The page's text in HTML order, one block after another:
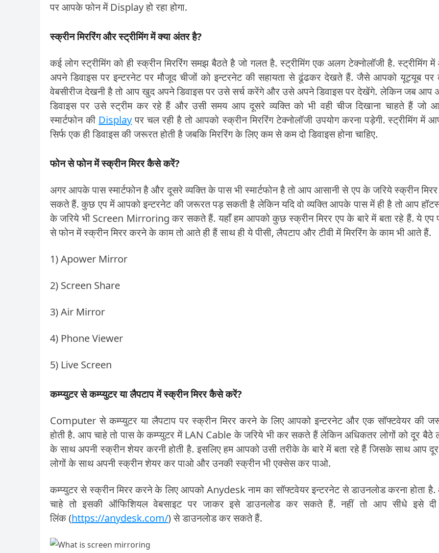
पर आपके फोन में Display हो रहा होगा.
स्क्रीन मिररिंग और स्ट्रीमिंग में क्या अंतर है?
कई लोग स्ट्रीमिंग को ही स्क्रीन मिररिंग समझ बैठते है जो गलत है. स्ट्रीमिंग एक अलग टेक्नोलॉजी है. स्ट्रीमिंग
अपने डिवाइस पर इन्टरनेट पर मौजूद चीजों को इन्टरनेट की सहायता से ढूंढकर देखते हैं. जैसे आपको यूट्यूब पर
वेबसीरीज देखनी है तो आप खुद अपने डिवाइस पर उसे सर्च करेंगे और उसे अपने डिवाइस पर देखेंगे. लेकिन जब आप
डिवाइस पर उसे स्ट्रीम कर रहे हैं और उसी समय आप दूसरे व्यक्ति को भी वही चीज दिखाना चाहते हैं जो
स्मार्टफोन की Displayपर चल रही है तो आपको स्क्रीन मिररिंग टेक्नोलॉजी उपयोग करना पड़ेगी. स्ट्रीमिंग में
सिर्फ एक ही डिवाइस की जरूरत होती है जबकि मिररिंग के लिए कम से कम दो डिवाइस होना चाहिए.
फोन से फोन में स्क्रीन मिरर कैसे करें?
अगर आपके पास स्मार्टफोन है और दूसरे व्यक्ति के पास भी स्मार्टफोन है तो आप आसानी से एप के जरिये स्क्रीन
सकते हैं. कुछ एप में आपको इन्टरनेट की जरूरत पड़ सकती है लेकिन यदि वो व्यक्ति आपके पास में ही है तो आप
के जरिये भी Screen Mirroring कर सकते हैं. यहाँ हम आपको कुछ स्क्रीन मिरर एप के बारे में बता रहे हैं. ये एप
से फोन में स्क्रीन मिरर करने के काम तो आते ही हैं साथ ही ये पीसी, लैपटाप और टीवी में मिररिंग के काम भी आते हैं.
1) Apower Mirror
2) Screen Share
3) Air Mirror
4) Phone Viewer
5) Live Screen
कम्प्युटर से कम्प्युटर या लैपटाप में स्क्रीन मिरर कैसे करें?
Computer से कम्प्युटर या लैपटाप पर स्क्रीन मिरर करने के लिए आपको इन्टरनेट और एक सॉफ्टवेयर की
होती है. आप चाहे तो पास के कम्प्युटर में LAN Cable के जरिये भी कर सकते हैं लेकिन अधिकतर लोगों को दूर बैठे
के साथ अपनी स्क्रीन शेयर करनी होती है. इसलिए हम आपको उसी तरीके के बारे में बता रहे हैं जिसके साथ आप
लोगों के साथ अपनी स्क्रीन शेयर कर पाओ और उनकी स्क्रीन भी एक्सेस कर पाओ.
कम्प्युटर से स्क्रीन मिरर करने के लिए आपको Anydesk नाम का सॉफ्टवेयर इन्टरनेट से डाउनलोड करना होता
चाहे तो इसकी ऑफिशियल वेबसाइट पर जाकर इसे डाउनलोड कर सकते हैं. नहीं तो आप सीधे इसे
लिंक (https://anydesk.com/) से डाउनलोड कर सकते हैं.